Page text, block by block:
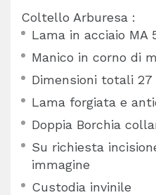
Coltello Arburesa :
Lama in acciaio MA
Manico in corno di
Dimensioni totali
Lama forgiata e
Doppia Borchia
Su richiesta
immagine
Custodia invinile